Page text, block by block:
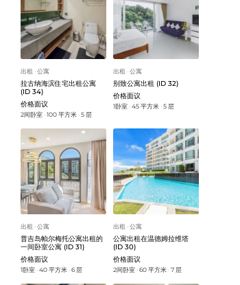
出租 ᐧ公寓
拉古纳海滨住宅出租公寓
(ID 34)
价格面议
2间卧室 ᐧ100 平方米 ᐧ5 层
出租 ᐧ公寓
别致公寓出租 (ID 32)
价格面议
1卧室 ᐧ45 平方米 ᐧ5 层
出租 ᐧ公寓
普吉岛帕尔梅托公寓出租的
一间卧室公寓 (ID 31)
价格面议
1卧室 ᐧ40 平方米 ᐧ6 层
出租 ᐧ公寓
公寓出租在温德姆拉维塔
(ID 30)
价格面议
2间卧室 ᐧ60 平方米 ᐧ7 层